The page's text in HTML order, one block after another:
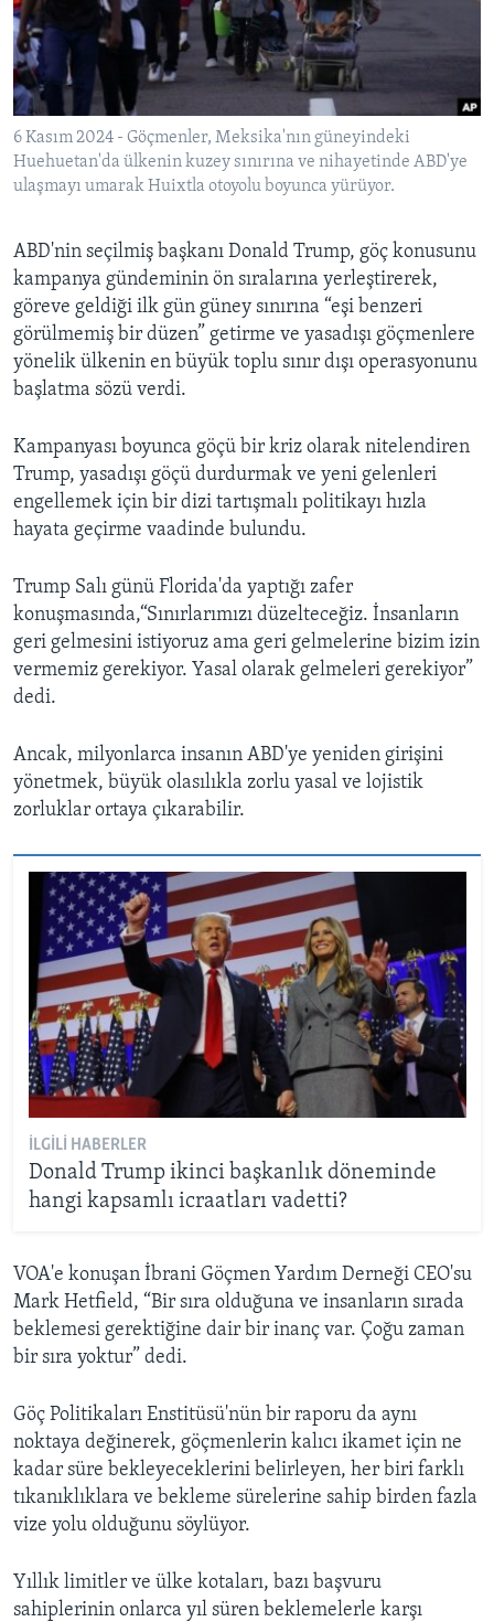
HAYATTAN
SANAT
BIZI TAKIP EDIN
Diller
6 Kasım 2024 - Göçmenler, Meksika'nın güneyindeki
Huehuetan'da ülkenin kuzey sınırına ve nihayetinde ABD'ye
ulaşmayı umarak Huixtla otoyolu boyunca yürüyor.
ABD'nin seçilmiş başkanı Donald Trump, göç konusunu
kampanya gündeminin ön sıralarına yerleştirerek,
göreve geldiği ilk gün güney sınırına “eşi benzeri
görülmemiş bir düzen” getirme ve yasadışı göçmenlere
yönelik ülkenin en büyük toplu sınır dışı operasyonunu
başlatma sözü verdi.
Kampanyası boyunca göçü bir kriz olarak nitelendiren
Trump, yasadışı göçü durdurmak ve yeni gelenleri
engellemek için bir dizi tartışmalı politikayı hızla
hayata geçirme vaadinde bulundu.
Trump Salı günü Florida'da yaptığı zafer
konuşmasında,“Sınırlarımızı düzelteceğiz. İnsanların
geri gelmesini istiyoruz ama geri gelmelerine bizim izin
vermemiz gerekiyor. Yasal olarak gelmeleri gerekiyor”
dedi.
Ancak, milyonlarca insanın ABD'ye yeniden girişini
yönetmek, büyük olasılıkla zorlu yasal ve lojistik
zorluklar ortaya çıkarabilir.
İLGILI HABERLER
Donald Trump ikinci başkanlık döneminde
hangi kapsamlı icraatları vadetti?
VOA'e konuşan İbrani Göçmen Yardım Derneği CEO'su
Mark Hetfield, “Bir sıra olduğuna ve insanların sırada
beklemesi gerektiğine dair bir inanç var. Çoğu zaman
bir sıra yoktur” dedi.
Göç Politikaları Enstitüsü'nün bir raporu da aynı
noktaya değinerek, göçmenlerin kalıcı ikamet için ne
kadar süre bekleyeceklerini belirleyen, her biri farklı
tıkanıklıklara ve bekleme sürelerine sahip birden fazla
vize yolu olduğunu söylüyor.
Yıllık limitler ve ülke kotaları, bazı başvuru
sahiplerinin onlarca yıl süren beklemelerle karşı